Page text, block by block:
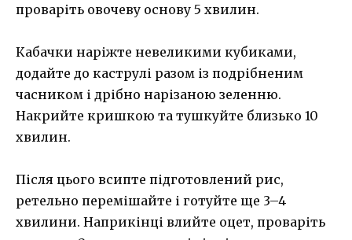
проваріть овочеву основу 5 хвилин.
Кабачки наріжте невеликими кубиками,
додайте до каструлі разом із подрібненим
часником і дрібно нарізаною зеленню.
Накрийте кришкою та тушкуйте близько 10
хвилин.
Після цього всипте підготовлений рис,
ретельно перемішайте і готуйте ще 3–4
хвилини. Наприкінці влийте оцет, проваріть